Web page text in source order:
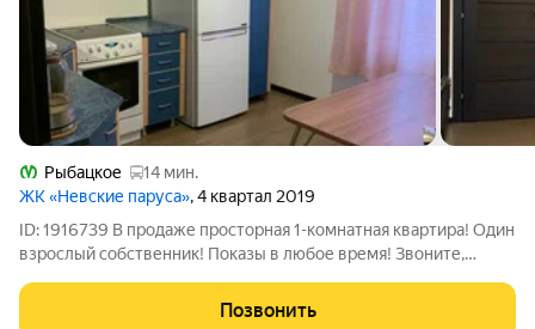
Рыбацкое
14 мин.
ЖК «Невские паруса», 4 квартал 2019
ID: 1916739 В продаже просторная 1-комнатная квартира! Один
взрослый собственник! Показы в любое время! Звоните,
Позвонить